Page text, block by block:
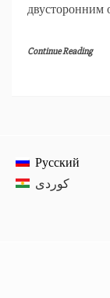
Continue Reading
Русский